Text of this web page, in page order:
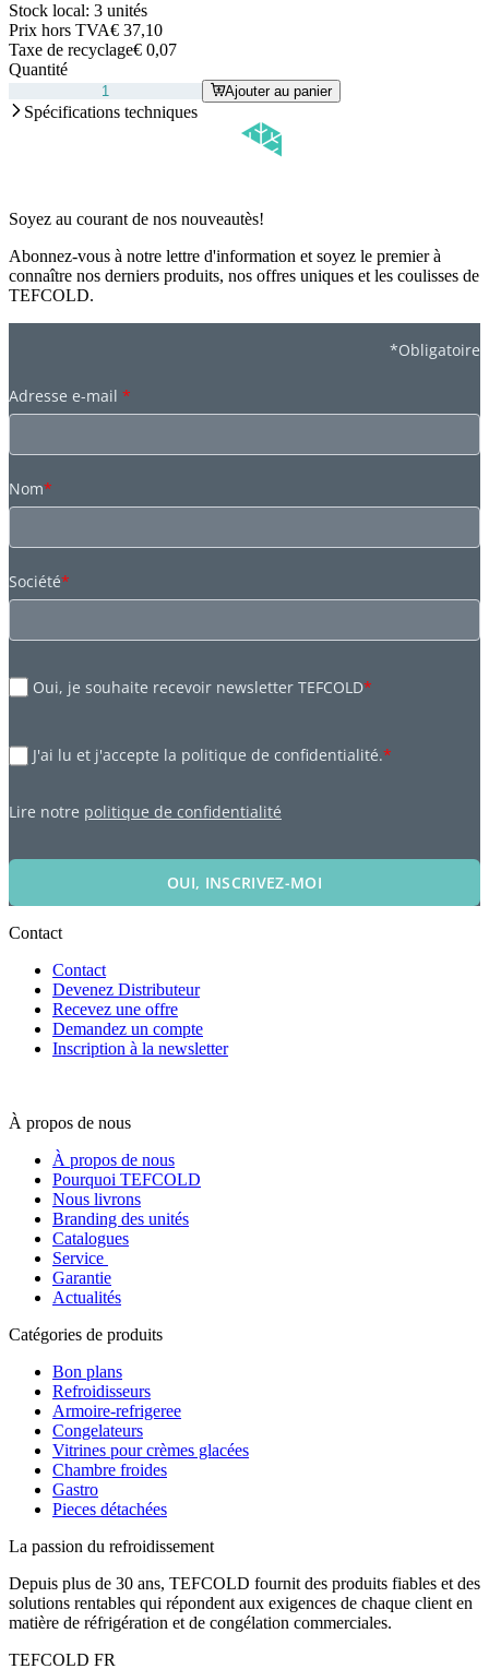
Stock local: 3 unités
Prix hors TVA€ 37,10
Taxe de recyclage€ 0,07
Quantité
Ajouter au panier
Spécifications techniques
Soyez au courant de nos nouveautès!
Abonnez-vous à notre lettre d'information et soyez le premier à
connaître nos derniers produits, nos offres uniques et les coulisses de
TEFCOLD.
*Obligatoire
Adresse e-mail *
Nom*
Société*
Oui, je souhaite recevoir newsletter TEFCOLD*
J'ai lu et j'accepte la politique de confidentialité.*
Lire notre politique de confidentialité
OUI, INSCRIVEZ-MOI
Contact
Contact
Devenez Distributeur
Recevez une offre
Demandez un compte
Inscription à la newsletter
À propos de nous
À propos de nous
Pourquoi TEFCOLD
Nous livrons
Branding des unités
Catalogues
Service
Garantie
Actualités
Catégories de produits
Bon plans
Refroidisseurs
Armoire-refrigeree
Congelateurs
Vitrines pour crèmes glacées
Chambre froides
Gastro
Pieces détachées
La passion du refroidissement
Depuis plus de 30 ans, TEFCOLD fournit des produits fiables et des
solutions rentables qui répondent aux exigences de chaque client en
matière de réfrigération et de congélation commerciales.
TEFCOLD FR